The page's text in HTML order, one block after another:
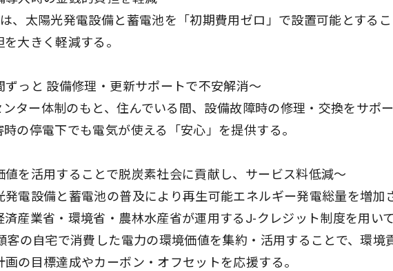
、太陽光発電設備と蓄電池を「初期費用ゼロ」で設置可能とするこ
大きく軽減する。
ずっと 設備修理・更新サポートで不安解消～
ター体制のもと、住んでいる間、設備故障時の修理・交換をサポ
の停電下でも電気が使える「安心」を提供する。
を活用することで脱炭素社会に貢献し、サービス料低減～
電設備と蓄電池の普及により再生可能エネルギー発電総量を増加
産業省・環境省・農林水産省が運用するJ-クレジット制度を用いて
客の自宅で消費した電力の環境価値を集約・活用することで、環境
の目標達成やカーボン・オフセットを応援する。